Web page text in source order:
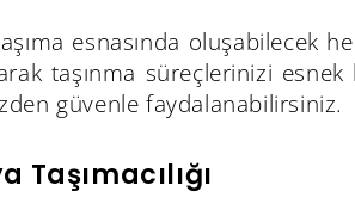
esnasında oluşabilecek
taşınma süreçlerinizi
güvenle faydalanabilirsiniz.
Taşımacılığı